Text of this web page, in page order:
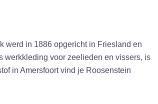
werd in 1886 opgericht in Friesland en
werkkleding voor zeelieden en vissers, is
in Amersfoort vind je Roosenstein